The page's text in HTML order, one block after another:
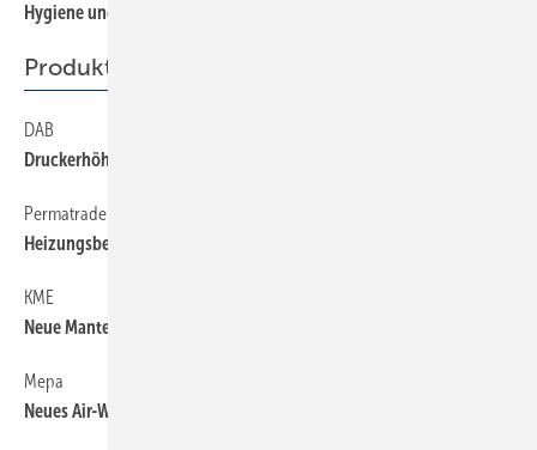
Hygiene und Werkstoffe
Produkte
DAB
Druckerhöhung mit Frequenzumrichter
Permatrade
Heizungsbefüllstation mit Systemtrenner
KME
Neue Mantelqualität bei Wicu Clim
Mepa
Neues Air-WC